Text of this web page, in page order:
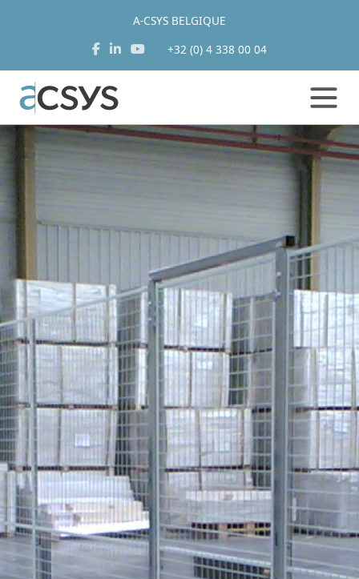
Aller
contenu
A-CSYS BELGIQUE
+32 (0) 4 338 00 04